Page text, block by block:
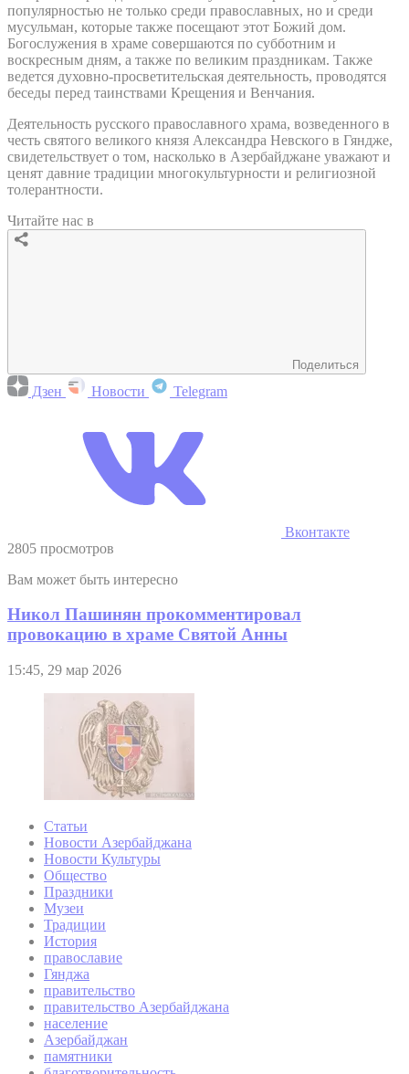
популярностью не только среди православных, но и среди
мусульман, которые также посещают этот Божий дом.
Богослужения в храме совершаются по субботним и
воскресным дням, а также по великим праздникам. Также
ведется духовно-просветительская деятельность, проводятся
беседы перед таинствами Крещения и Венчания.
Деятельность русского православного храма, возведенного в
честь святого великого князя Александра Невского в Гяндже,
свидетельствует о том, насколько в Азербайджане уважают и
ценят давние традиции многокультурности и религиозной
толерантности.
Читайте нас в
Поделиться
Дзен Новости Telegram
Вконтакте
2805 просмотров
Вам может быть интересно
Никол Пашинян прокомментировал
провокацию в храме Святой Анны
15:45, 29 мар 2026
Статьи
Новости Азербайджана
Новости Культуры
Общество
Праздники
Музеи
Традиции
История
православие
Гянджа
правительство
правительство Азербайджана
население
Азербайджан
памятники